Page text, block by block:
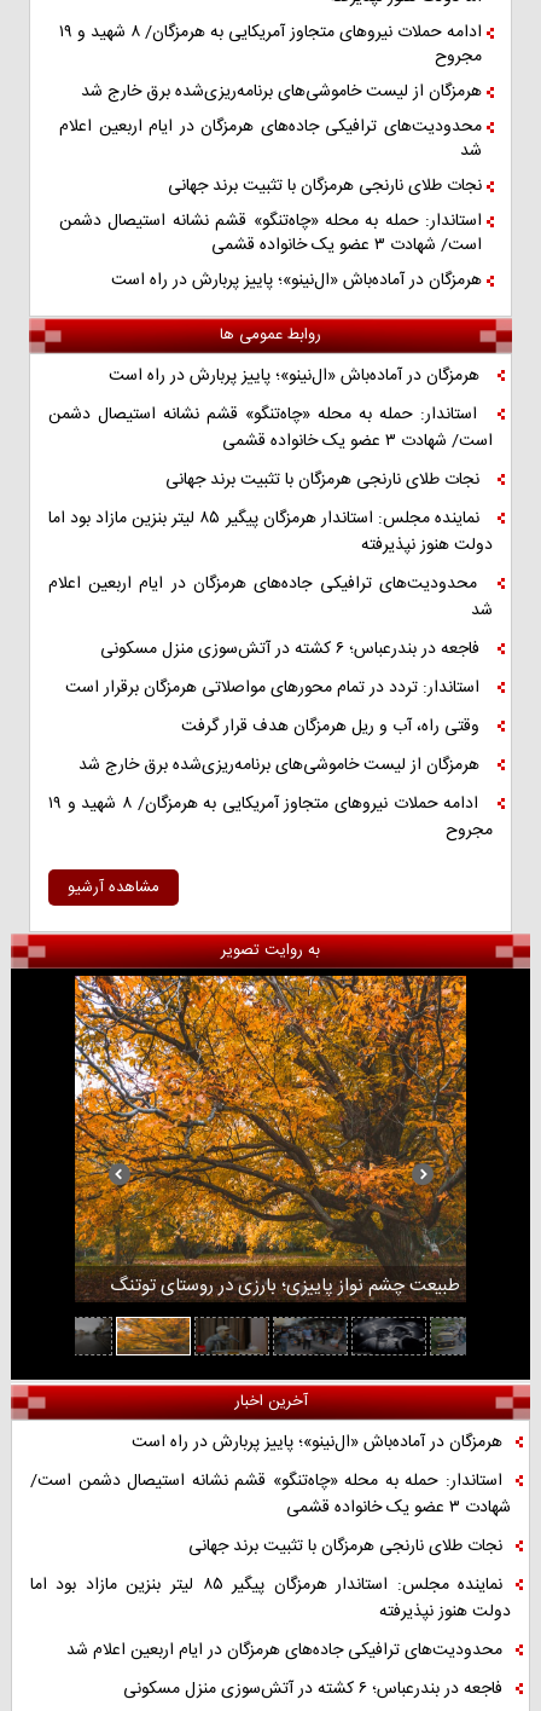
ادامه حملات نیروهای متجاوز آمریکایی به هرمزگان/ ۸ شهید و ۱۹
مجروح
هرمزگان از لیست خاموشی‌های برنامه‌ریزی‌شده برق خارج شد
محدودیت‌های ترافیکی جاده‌های هرمزگان در ایام اربعین اعلام
شد
نجات طلای نارنجی هرمزگان با تثبیت برند جهانی
استاندار: حمله به محله «چاه‌تنگو» قشم نشانه استیصال دشمن
است/ شهادت ۳ عضو یک خانواده قشمی
هرمزگان در آماده‌باش «ال‌نینو»؛ پاییز پربارش در راه است
روابط عمومی ها
هرمزگان در آماده‌باش «ال‌نینو»؛ پاییز پربارش در راه است
استاندار: حمله به محله «چاه‌تنگو» قشم نشانه استیصال دشمن
است/ شهادت ۳ عضو یک خانواده قشمی
نجات طلای نارنجی هرمزگان با تثبیت برند جهانی
نماینده مجلس: استاندار هرمزگان پیگیر ۸۵ لیتر بنزین مازاد بود اما
دولت هنوز نپذیرفته
محدودیت‌های ترافیکی جاده‌های هرمزگان در ایام اربعین اعلام
شد
فاجعه در بندرعباس؛ ۶ کشته در آتش‌سوزی منزل مسکونی
استاندار: تردد در تمام محورهای مواصلاتی هرمزگان برقرار است
وقتی راه، آب و ریل هرمزگان هدف قرار گرفت
هرمزگان از لیست خاموشی‌های برنامه‌ریزی‌شده برق خارج شد
ادامه حملات نیروهای متجاوز آمریکایی به هرمزگان/ ۸ شهید و ۱۹
مجروح
مشاهده آرشیو
به روایت تصویر
36 ام جشنواره فیلم فجر بندرعباس
آخرین اخبار
هرمزگان در آماده‌باش «ال‌نینو»؛ پاییز پربارش در راه است
استاندار: حمله به محله «چاه‌تنگو» قشم نشانه استیصال دشمن است/
شهادت ۳ عضو یک خانواده قشمی
نجات طلای نارنجی هرمزگان با تثبیت برند جهانی
نماینده مجلس: استاندار هرمزگان پیگیر ۸۵ لیتر بنزین مازاد بود اما
دولت هنوز نپذیرفته
محدودیت‌های ترافیکی جاده‌های هرمزگان در ایام اربعین اعلام شد
فاجعه در بندرعباس؛ ۶ کشته در آتش‌سوزی منزل مسکونی